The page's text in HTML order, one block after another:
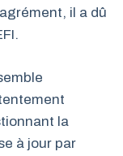
il a dû
la
à jour par